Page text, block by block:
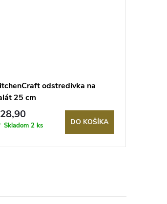
odstredivka na
25 cm
Skladom 2 ks DO KOŠÍKA